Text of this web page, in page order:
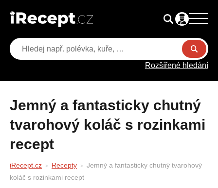
Rozšířené hledání
Jemný a fantasticky chutný
tvarohový koláč s rozinkami
recept
iRecept.cz Recepty
Jemný a fantasticky chutný tvarohový
koláč s rozinkami recept